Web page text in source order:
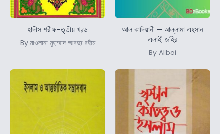
হাদীস শরীফ-তৃতীয় খণ্ড
By মাওলানা মুহাম্মাদ আবদুর রহীম
আল কাদিয়ানী – আল্লামা এহসান
এলাহী জহির
By Allboi